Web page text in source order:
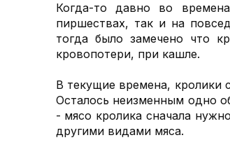
Когда-то давно во
пиршествах, так и на
тогда было замечено что
кровопотери, при кашле.
В текущие времена, кролики
Осталось неизменным одно
- мясо кролика сначала
другими видами мяса.